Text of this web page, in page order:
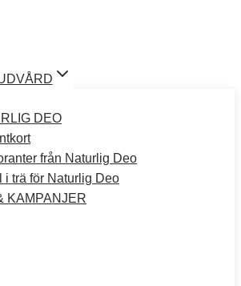
DEO
från Naturlig Deo
i trä för Naturlig Deo
KAMPANJER